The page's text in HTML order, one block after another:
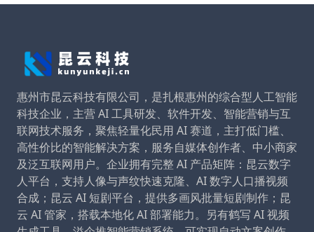
惠州市昆云科技有限公司，是扎根惠州的综合型人工智能
科技企业，主营 AI 工具研发、软件开发、智能营销与互
联网技术服务，聚焦轻量化民用 AI 赛道，主打低门槛、
高性价比的智能解决方案，服务自媒体创作者、中小商家
及泛互联网用户。企业拥有完整 AI 产品矩阵：昆云数字
人平台，支持人像与声纹快速克隆、AI 数字人口播视频
合成；昆云 AI 短剧平台，提供多画风批量短剧制作；昆
云 AI 管家，搭载本地化 AI 部署能力。另有鹤写 AI 视频